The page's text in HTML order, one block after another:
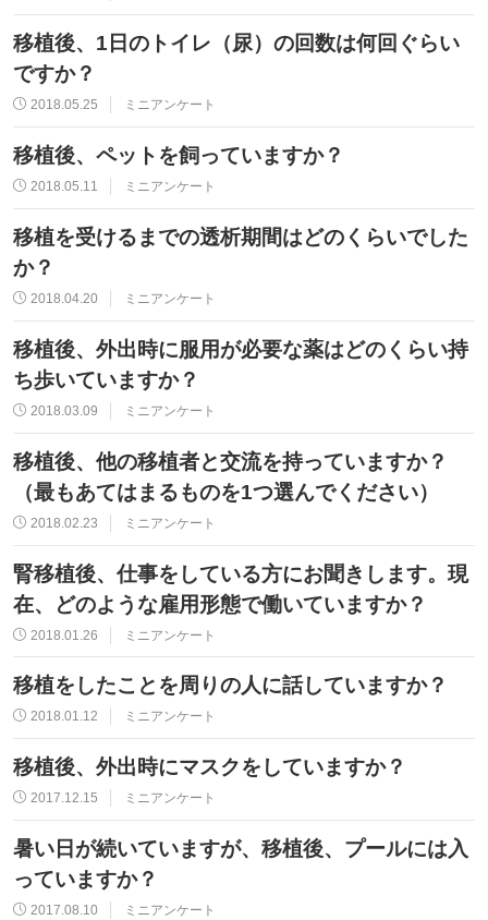
移植後、1日のトイレ（尿）の回数は何回ぐらい
ですか？
2018.05.25 ミニアンケート
移植後、ペットを飼っていますか？
2018.05.11 ミニアンケート
移植を受けるまでの透析期間はどのくらいでした
か？
2018.04.20 ミニアンケート
移植後、外出時に服用が必要な薬はどのくらい持
ち歩いていますか？
2018.03.09 ミニアンケート
移植後、他の移植者と交流を持っていますか？
（最もあてはまるものを1つ選んでください）
2018.02.23 ミニアンケート
腎移植後、仕事をしている方にお聞きします。現
在、どのような雇用形態で働いていますか？
2018.01.26 ミニアンケート
移植をしたことを周りの人に話していますか？
2018.01.12 ミニアンケート
移植後、外出時にマスクをしていますか？
2017.12.15 ミニアンケート
暑い日が続いていますが、移植後、プールには入
っていますか？
2017.08.10 ミニアンケート